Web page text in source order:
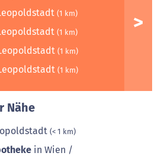
(1 km)
(1 km)
(1 km)
(1 km)
Nähe
(< 1 km)
in Wien /